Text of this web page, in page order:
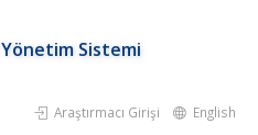
Sistemi
Araştırmacı Girişi English